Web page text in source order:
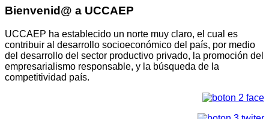
Bienvenid@ a UCCAEP
UCCAEP ha establecido un norte muy claro, el cual es
contribuir al desarrollo socioeconómico del país, por medio
del desarrollo del sector productivo privado, la promoción del
empresarialismo responsable, y la búsqueda de la
competitividad país.